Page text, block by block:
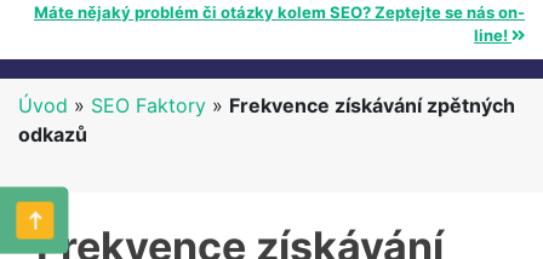
Máte nějaký problém či otázky kolem SEO? Zeptejte se nás on-
line!
Úvod » SEO Faktory » Frekvence získávání zpětných
odkazů
Frekvence získávání